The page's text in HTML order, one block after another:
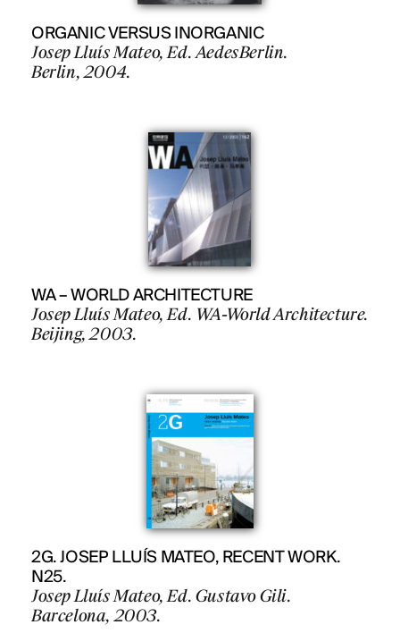
ORGANIC VERSUS INORGANIC
Josep Lluís Mateo, Ed. AedesBerlin.
Berlin, 2004.
WA – WORLD ARCHITECTURE
Josep Lluís Mateo, Ed. WA-World Architecture.
Beijing, 2003.
2G. JOSEP LLUÍS MATEO, RECENT WORK.
N25.
Josep Lluís Mateo, Ed. Gustavo Gili.
Barcelona, 2003.